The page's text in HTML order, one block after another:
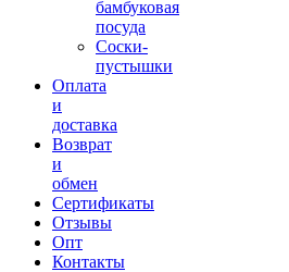
бамбуковая
посуда
Соски-
пустышки
Оплата
и
доставка
Возврат
и
обмен
Сертификаты
Отзывы
Опт
Контакты